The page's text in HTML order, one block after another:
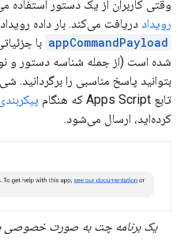
وقتی کاربران از یک دستور استفاده
رویداد دریافت می‌کند. بار داده
appCommandPayload با
شده است (از جمله شناسه دستور و
تابع Apps Script که هنگام
کرده‌اید، ارسال می‌شود.
یک برنامه چت به صورت خصوصی